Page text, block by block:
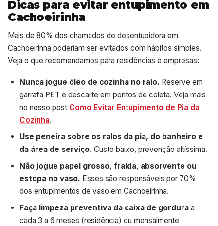
Dicas para evitar entupimento em
Cachoeirinha
Mais de 80% dos chamados de desentupidora em
Cachoeirinha poderiam ser evitados com hábitos simples.
Veja o que recomendamos para residências e empresas:
Nunca jogue óleo de cozinha no ralo. Reserve em
garrafa PET e descarte em pontos de coleta. Veja mais
no nosso post Como Evitar Entupimento de Pia da
Cozinha.
Use peneira sobre os ralos da pia, do banheiro e
da área de serviço. Custo baixo, prevenção altíssima.
Não jogue papel grosso, fralda, absorvente ou
estopa no vaso. Esses são responsáveis por 70%
dos entupimentos de vaso em Cachoeirinha.
Faça limpeza preventiva da caixa de gordura a
cada 3 a 6 meses (residência) ou mensalmente